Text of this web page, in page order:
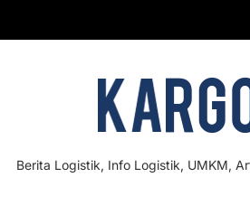
Berita Logistik, Info Logistik, UMKM,